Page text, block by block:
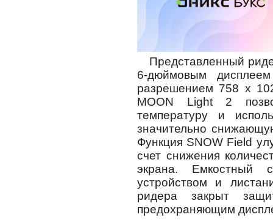
Представленный
6-дюймовым
разрешением 758 x
MOON Light 2
температуру и
значительно
Функция SNOW Field
счет снижения
экрана. Емкостный
устройством и
ридера закрыт
предохраняющим